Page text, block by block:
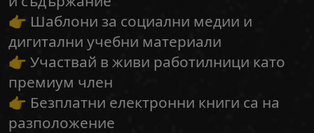
👉 Шаблони за социални медии и
дигитални учебни материали
👉 Участвай в живи работилници като
премиум член
👉 Безплатни електронни книги са на
разположение